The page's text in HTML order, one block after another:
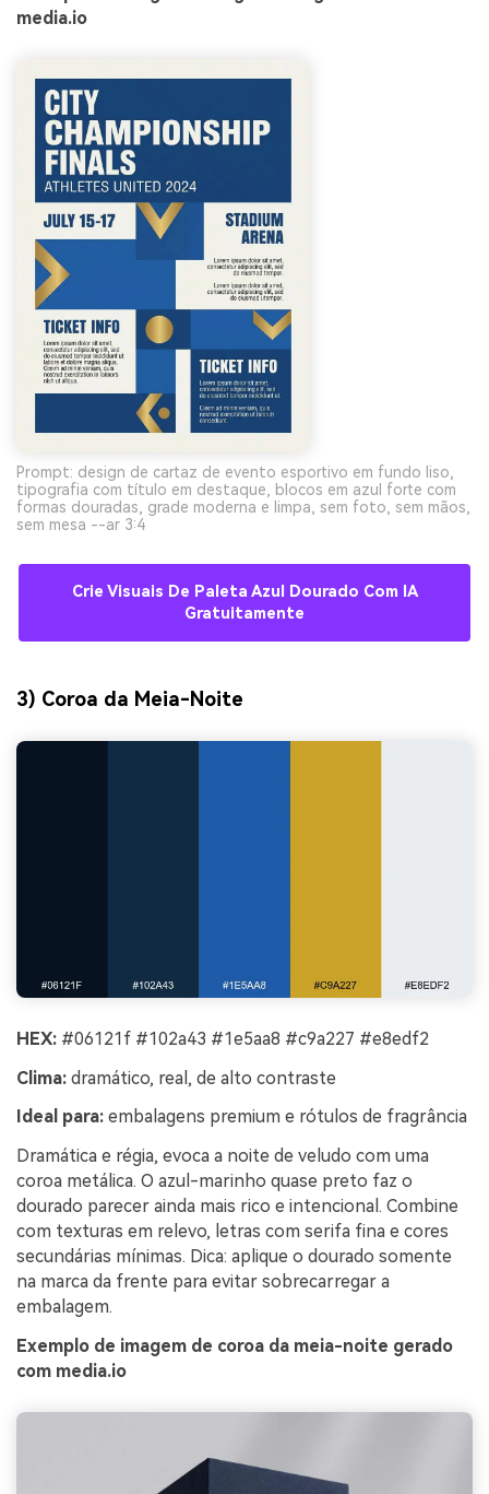
media.io
Prompt: design de cartaz de evento esportivo em fundo liso,
tipografia com título em destaque, blocos em azul forte com
formas douradas, grade moderna e limpa, sem foto, sem mãos,
sem mesa --ar 3:4
Crie Visuais De Paleta Azul Dourado Com IA
Gratuitamente
3) Coroa da Meia-Noite
HEX: #06121f #102a43 #1e5aa8 #c9a227 #e8edf2
Clima: dramático, real, de alto contraste
Ideal para: embalagens premium e rótulos de fragrância
Dramática e régia, evoca a noite de veludo com uma
coroa metálica. O azul-marinho quase preto faz o
dourado parecer ainda mais rico e intencional. Combine
com texturas em relevo, letras com serifa fina e cores
secundárias mínimas. Dica: aplique o dourado somente
na marca da frente para evitar sobrecarregar a
embalagem.
Exemplo de imagem de coroa da meia-noite gerado
com media.io